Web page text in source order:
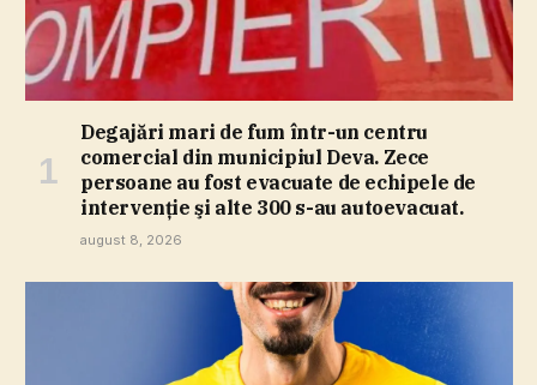
Degajări mari de fum într-un centru
comercial din municipiul Deva. Zece
persoane au fost evacuate de echipele de
intervenţie şi alte 300 s-au autoevacuat.
august 8, 2026